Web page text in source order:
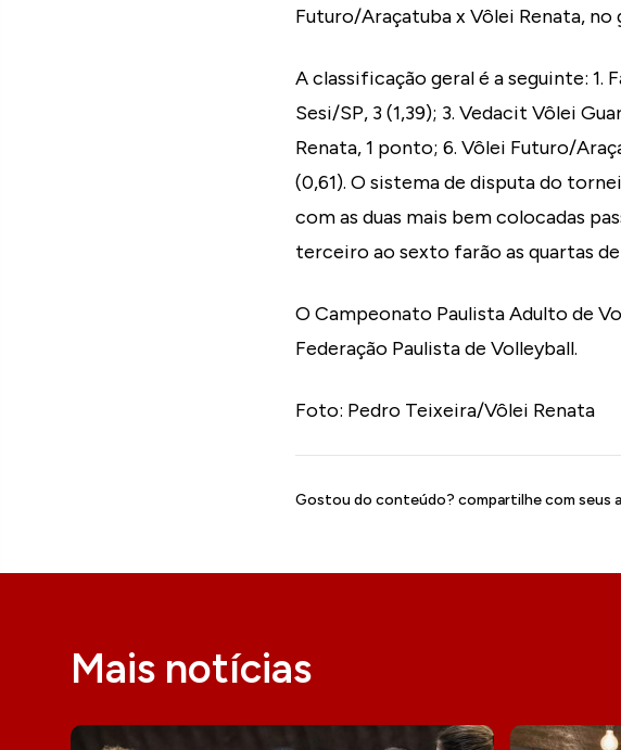
Futuro/Araçatuba x Vôlei Renata, no
A classificação geral é a seguinte: 1.
Sesi/SP, 3 (1,39); 3. Vedacit Vôlei
Renata, 1 ponto; 6. Vôlei Futuro/
(0,61). O sistema de disputa do
com as duas mais bem colocadas
terceiro ao sexto farão as quartas
O Campeonato Paulista Adulto de
Federação Paulista de Volleyball.
Foto: Pedro Teixeira/Vôlei Renata
Gostou do conteúdo? compartilhe com seus
Mais notícias